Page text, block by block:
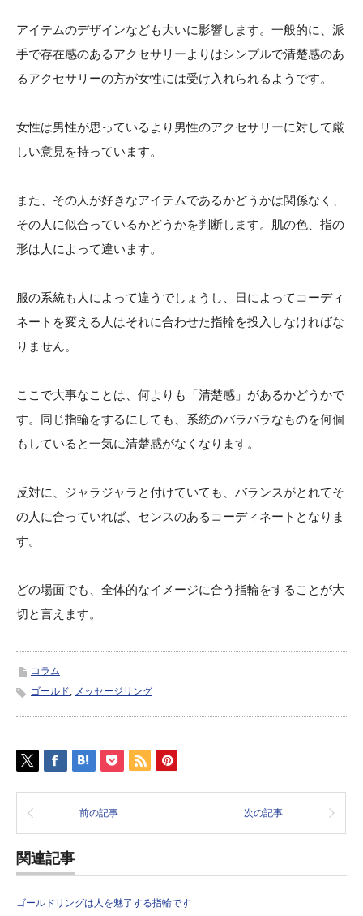
アイテムのデザインなども大いに影響します。一般的に、派
手で存在感のあるアクセサリーよりはシンプルで清楚感のあ
るアクセサリーの方が女性には受け入れられるようです。
女性は男性が思っているより男性のアクセサリーに対して厳
しい意見を持っています。
また、その人が好きなアイテムであるかどうかは関係なく、
その人に似合っているかどうかを判断します。肌の色、指の
形は人によって違います。
服の系統も人によって違うでしょうし、日によってコーディ
ネートを変える人はそれに合わせた指輪を投入しなければな
りません。
ここで大事なことは、何よりも「清楚感」があるかどうかで
す。同じ指輪をするにしても、系統のバラバラなものを何個
もしていると一気に清楚感がなくなります。
反対に、ジャラジャラと付けていても、バランスがとれてそ
の人に合っていれば、センスのあるコーディネートとなりま
す。
どの場面でも、全体的なイメージに合う指輪をすることが大
切と言えます。
コラム
ゴールド, メッセージリング
前の記事 次の記事
関連記事
ゴールドリングは人を魅了する指輪です